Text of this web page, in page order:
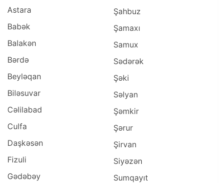
Səlyan (2)
Beyləqan (1)
Oğuz (1)
Qax (1)
Qobustan (1)
Şabran (1)
Samux (1)
Şəmkir (1)
Şərur (1)
Kəlbəcər (1)
Astara
Babək
Balakən
Bərdə
Beyləqan
Biləsuvar
Cəlilabad
Culfa
Daşkəsən
Fizuli
Gədəbəy
Şahbuz
Şamaxı
Samux
Sədərək
Şəki
Səlyan
Şəmkir
Şərur
Şirvan
Siyəzən
Sumqayıt